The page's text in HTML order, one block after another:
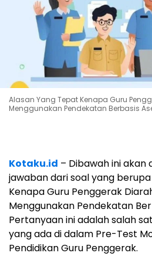
Alasan Yang Tepat Kenapa Guru
Menggunakan Pendekatan Berbasis
Kotaku.id – Dibawah ini akan
jawaban dari soal yang berupa
Kenapa Guru Penggerak
Menggunakan Pendekatan
Pertanyaan ini adalah salah
yang ada di dalam Pre-Test
Pendidikan Guru Penggerak.